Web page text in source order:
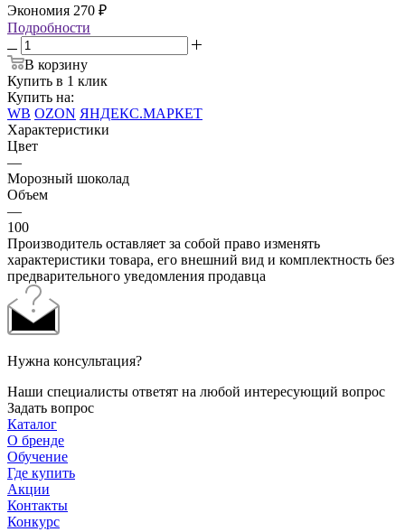
Экономия 270 ₽
Подробности
В корзину
Купить в 1 клик
Купить на:
WB OZON ЯНДЕКС.МАРКЕТ
Характеристики
Цвет
—
Морозный шоколад
Объем
—
100
Производитель оставляет за собой право изменять
характеристики товара, его внешний вид и комплектность без
предварительного уведомления продавца
Нужна консультация?
Наши специалисты ответят на любой интересующий вопрос
Задать вопрос
Каталог
О бренде
Обучение
Где купить
Акции
Контакты
Конкурс